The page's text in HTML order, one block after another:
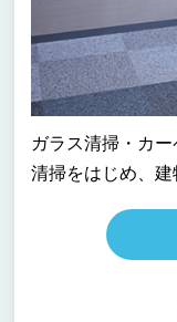
ガラス清掃・カ
清掃をはじめ、建